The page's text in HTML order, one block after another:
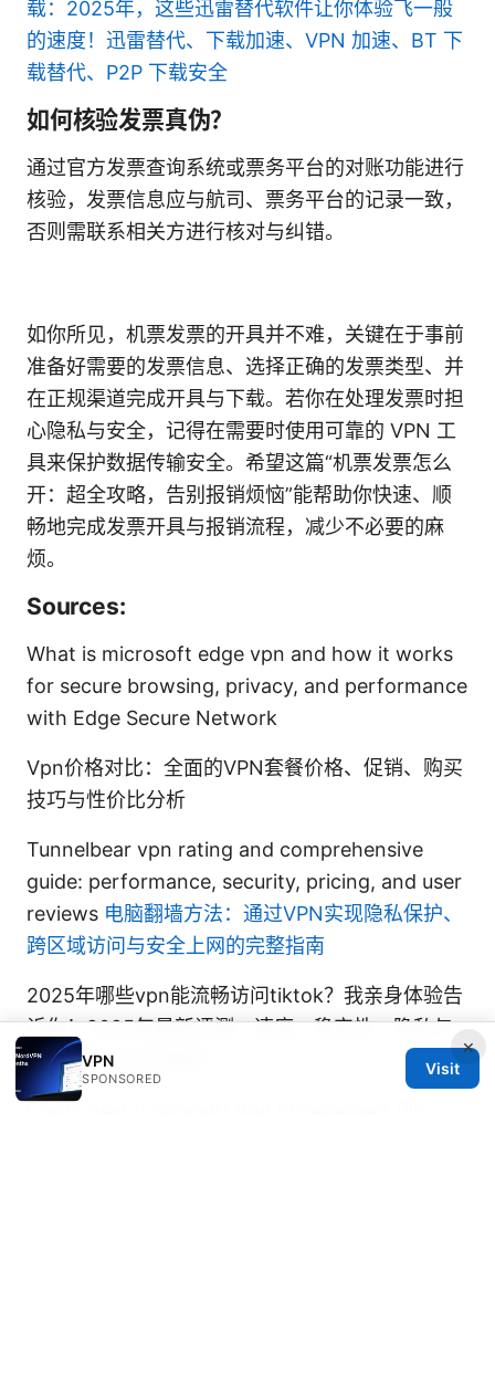
载：2025年，这些迅雷替代软件让你体验飞一般
的速度！迅雷替代、下载加速、VPN 加速、BT 下
载替代、P2P 下载安全
如何核验发票真伪？
通过官方发票查询系统或票务平台的对账功能进行
核验，发票信息应与航司、票务平台的记录一致，
否则需联系相关方进行核对与纠错。
如你所见，机票发票的开具并不难，关键在于事前
准备好需要的发票信息、选择正确的发票类型、并
在正规渠道完成开具与下载。若你在处理发票时担
心隐私与安全，记得在需要时使用可靠的 VPN 工
具来保护数据传输安全。希望这篇“机票发票怎么
开：超全攻略，告别报销烦恼”能帮助你快速、顺
畅地完成发票开具与报销流程，减少不必要的麻
烦。
Sources:
What is microsoft edge vpn and how it works
for secure browsing, privacy, and performance
with Edge Secure Network
Vpn价格对比：全面的VPN套餐价格、促销、购买
技巧与性价比分析
Tunnelbear vpn rating and comprehensive
guide: performance, security, pricing, and user
reviews 电脑翻墙方法：通过VPN实现隐私保护、
跨区域访问与安全上网的完整指南
2025年哪些vpn能流畅访问tiktok？我亲身体验告
诉你！2025年最新评测、速度、稳定性、隐私与
跨境访问对比完整版
Como usar o ultrasurf vpn no windows um
×
VPN
SPONSORED
Visit